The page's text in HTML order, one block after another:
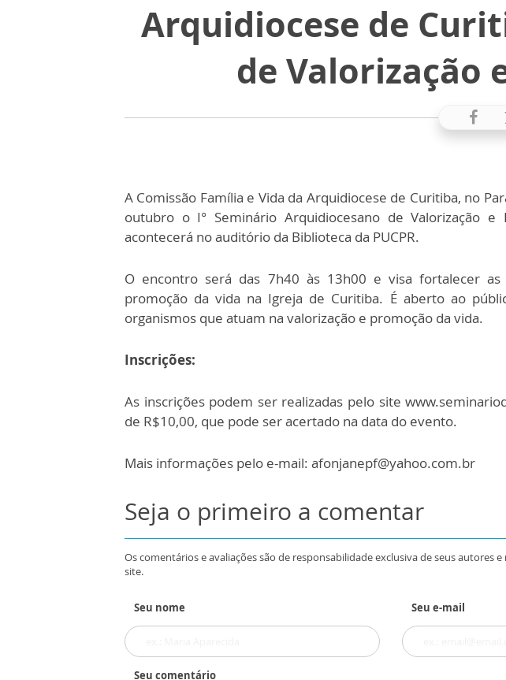
Arquidiocese de
de Valorização
A Comissão Família e Vida da Arquidiocese de Curitiba, no
outubro o I° Seminário Arquidiocesano de Valorização e
acontecerá no auditório da Biblioteca da PUCPR.
O encontro será das 7h40 às 13h00 e visa fortalecer as
promoção da vida na Igreja de Curitiba. É aberto ao
organismos que atuam na valorização e promoção da vida.
Inscrições:
As inscrições podem ser realizadas pelo site
de R$10,00, que pode ser acertado na data do evento.
Mais informações pelo e-mail: afonjanepf@yahoo.com.br
Seja o primeiro a comentar
Os comentários e avaliações são de responsabilidade exclusiva de seus autores
site.
Seu nome Seu e-mail
Seu comentário